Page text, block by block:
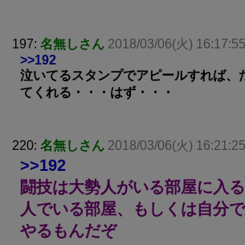
197: 名無しさん 2018/03/06(火)
>>192
泣いてるスタンプでアピールすれば、
てくれる・・・はず・・・
220: 名無しさん 2018/03/06(火)
>>192
闘技は大勢人がいる部屋に入
人でいる部屋、もしくは自分
やるもんだぞ